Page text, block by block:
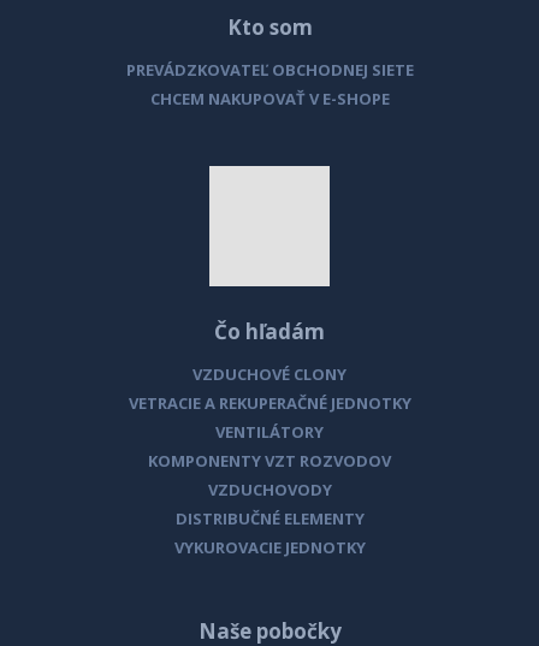
Kto som
PREVÁDZKOVATEĽ OBCHODNEJ SIETE
CHCEM NAKUPOVAŤ V E-SHOPE
Čo hľadám
VZDUCHOVÉ CLONY
VETRACIE A REKUPERAČNÉ JEDNOTKY
VENTILÁTORY
KOMPONENTY VZT ROZVODOV
VZDUCHOVODY
DISTRIBUČNÉ ELEMENTY
VYKUROVACIE JEDNOTKY
Naše pobočky